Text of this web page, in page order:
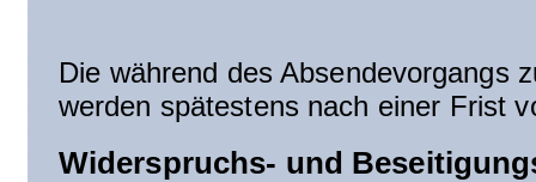
Die während des Absendevorgangs
werden spätestens nach einer Frist
Widerspruchs- und